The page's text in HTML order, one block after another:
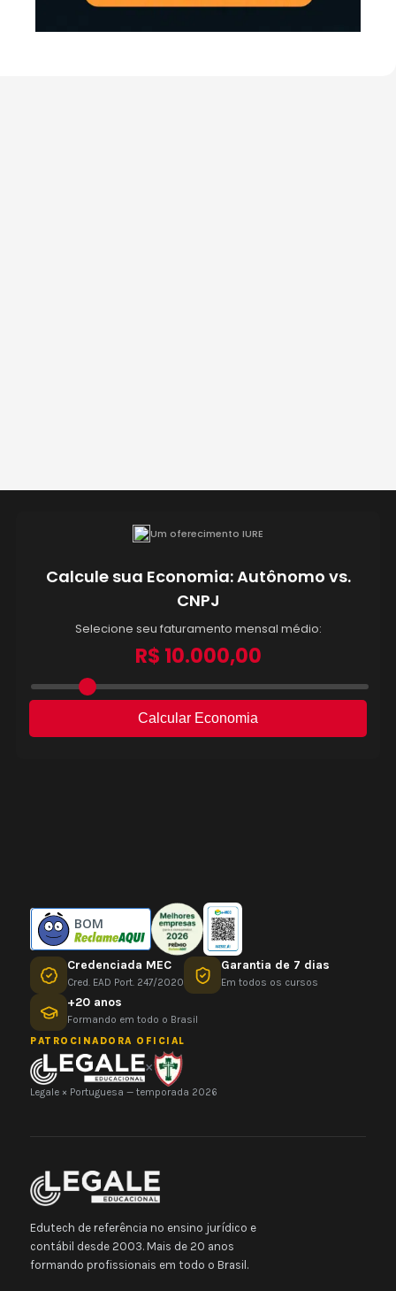
BOM
Credenciada MEC
Cred. EAD Port. 247/2020
Garantia de 7 dias
Em todos os cursos
+20 anos
Formando em todo o Brasil
PATROCINADORA OFICIAL
×
Legale × Portuguesa — temporada 2026
Edutech de referência no ensino jurídico e
contábil desde 2003. Mais de 20 anos
formando profissionais em todo o Brasil.